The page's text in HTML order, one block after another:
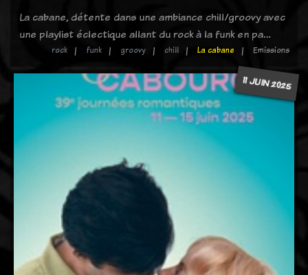
La cabane, détente dans une ambiance chill/groovy avec
une playlist éclectique allant du rock à la funk en pa…
rock funk groovy chill La cabane Emissions
11 JUIN 2025